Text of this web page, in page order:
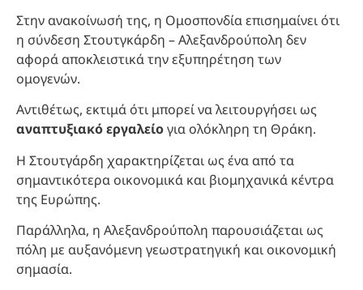
Στην ανακοίνωσή της, η Ομοσπονδία επισημαίνει ότι
η σύνδεση Στουτγκάρδη – Αλεξανδρούπολη δεν
αφορά αποκλειστικά την εξυπηρέτηση των
ομογενών.
Αντιθέτως, εκτιμά ότι μπορεί να λειτουργήσει ως
αναπτυξιακό εργαλείογια ολόκληρη τη Θράκη.
Η Στουτγάρδη χαρακτηρίζεται ως ένα από τα
σημαντικότερα οικονομικά και βιομηχανικά κέντρα
της Ευρώπης.
Παράλληλα, η Αλεξανδρούπολη παρουσιάζεται ως
πόλη με αυξανόμενη γεωστρατηγική και οικονομική
σημασία.